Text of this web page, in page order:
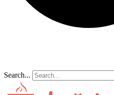
Search...